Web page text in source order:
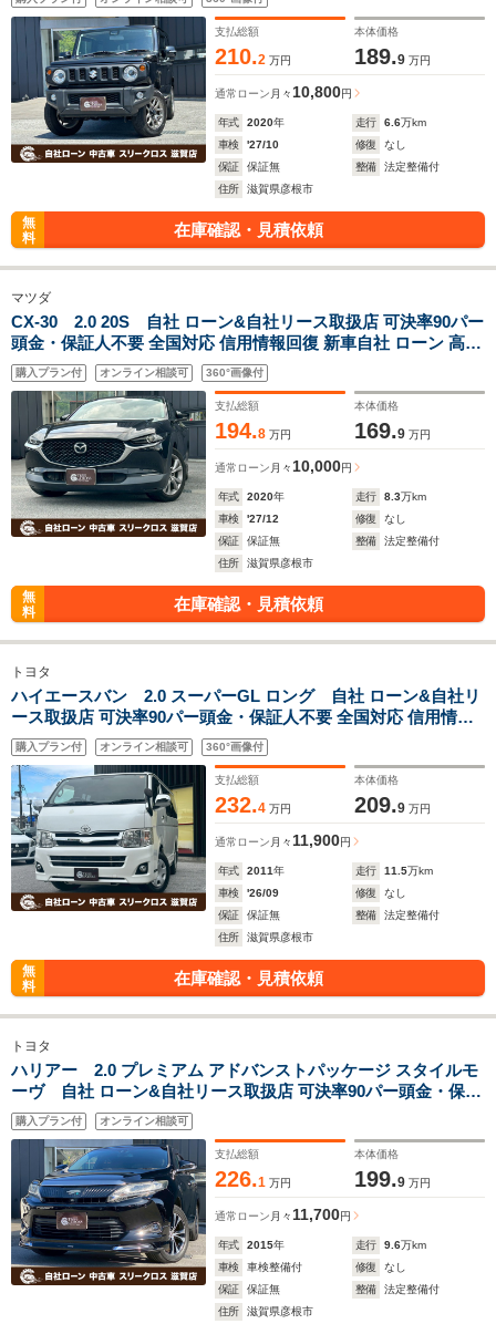
ローン 相 談 窓口 自社大型整備工場 仮審査可
支払総額
210.2 万円
本体価格
189.9 万円
通常ローン 月々 10,800円
年式 2020年 走行 6.6万km
車検
'27/10 修復
なし
保証
保証無 整備
法定整備付
住所
滋賀県彦根市
無
料
在庫確認・見積依頼
マツダ
CX-30 2.0 20S 自社 ローン&自社リース取扱店 可決率90パー
頭金・保証人不要 全国対応 信用情報回復 新車自社 ローン 高
級車 自社 ローン(残価設定可) 自営業OK 最大120回払い ローン
相 談 窓口 自社大型整備工場 仮審査可
購入プラン付 オンライン相談可 360°画像付
支払総額
194.8 万円
本体価格
169.9 万円
通常ローン 月々 10,000円
年式 2020年 走行 8.3万km
車検
'27/12 修復
なし
保証
保証無 整備
法定整備付
住所
滋賀県彦根市
無
料
在庫確認・見積依頼
トヨタ
ハイエースバン 2.0 スーパーGL ロング 自社 ローン&自社リ
ース取扱店 可決率90パー頭金・保証人不要 全国対応 信用情報
回復 新車自社 ローン 高 級車 自社 ローン(残価設定可) 自営業
OK 最大120回払い ローン 相 談 窓口 自社大型整備工場 仮審査
可
購入プラン付 オンライン相談可 360°画像付
支払総額
232.4 万円
本体価格
209.9 万円
通常ローン 月々 11,900円
年式 2011年 走行 11.5万km
車検
'26/09 修復
なし
保証
保証無 整備
法定整備付
住所
滋賀県彦根市
無
料
在庫確認・見積依頼
トヨタ
ハリアー 2.0 プレミアム アドバンストパッケージ スタイルモ
ーヴ 自社 ローン&自社リース取扱店 可決率90パー頭金・保証
人不要 全国対応 信用情報回復 新車自社 ローン 高 級車 自社 ロ
ーン(残価設定可) 自営業OK 最大120回払い ローン 相 談 窓口
自社大型整備工場 仮審査可
購入プラン付 オンライン相談可
支払総額
226.1 万円
本体価格
199.9 万円
通常ローン 月々 11,700円
年式 2015年 走行 9.6万km
車検
車検整備付 修復
なし
保証
保証無 整備
法定整備付
住所
滋賀県彦根市